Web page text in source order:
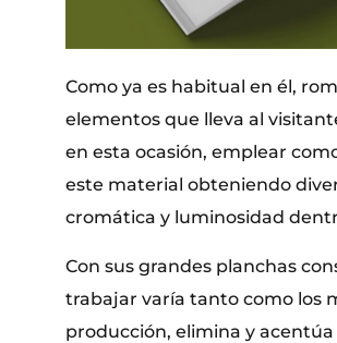
Como ya es habitual en él,
elementos que lleva al
en esta ocasión, emplear
este material obteniendo
cromática y luminosidad
Con sus grandes planchas
trabajar varía tanto como los
producción, elimina y